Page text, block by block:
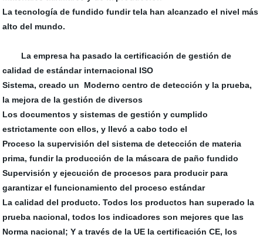
La tecnología de fundido fundir tela han alcanzado el nivel más
alto del mundo.
La empresa ha pasado la certificación de gestión de
calidad de estándar internacional ISO
Sistema, creado un Moderno centro de detección y la prueba,
la mejora de la gestión de diversos
Los documentos y sistemas de gestión y cumplido
estrictamente con ellos, y llevó a cabo todo el
Proceso la supervisión del sistema de detección de materia
prima, fundir la producción de la máscara de paño fundido
Supervisión y ejecución de procesos para producir para
garantizar el funcionamiento del proceso estándar
La calidad del producto. Todos los productos han superado la
prueba nacional, todos los indicadores son mejores que las
Norma nacional; Y a través de la UE la certificación CE, los